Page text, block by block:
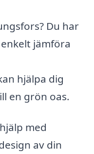
Du har
jämföra
hjälpa dig
en grön oas.
med
av din